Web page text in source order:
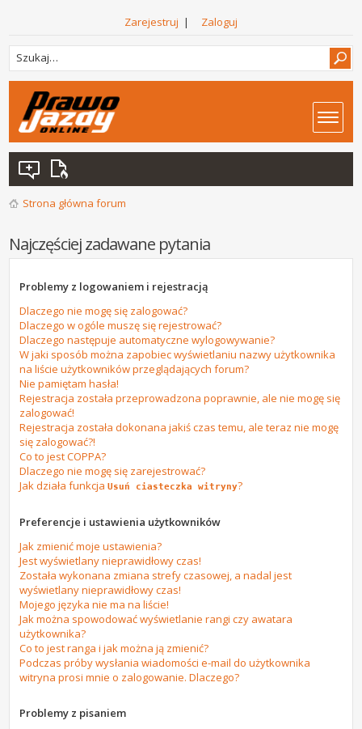
Zarejestruj | Zaloguj
Strona główna forum
Najczęściej zadawane pytania
Problemy z logowaniem i rejestracją
Dlaczego nie mogę się zalogować?
Dlaczego w ogóle muszę się rejestrować?
Dlaczego następuje automatyczne wylogowywanie?
W jaki sposób można zapobiec wyświetlaniu nazwy użytkownika
na liście użytkowników przeglądających forum?
Nie pamiętam hasła!
Rejestracja została przeprowadzona poprawnie, ale nie mogę się
zalogować!
Rejestracja została dokonana jakiś czas temu, ale teraz nie mogę
się zalogować?!
Co to jest COPPA?
Dlaczego nie mogę się zarejestrować?
Jak działa funkcjaUsuń ciasteczka witryny?
Preferencje i ustawienia użytkowników
Jak zmienić moje ustawienia?
Jest wyświetlany nieprawidłowy czas!
Została wykonana zmiana strefy czasowej, a nadal jest
wyświetlany nieprawidłowy czas!
Mojego języka nie ma na liście!
Jak można spowodować wyświetlanie rangi czy awatara
użytkownika?
Co to jest ranga i jak można ją zmienić?
Podczas próby wysłania wiadomości e-mail do użytkownika
witryna prosi mnie o zalogowanie. Dlaczego?
Problemy z pisaniem